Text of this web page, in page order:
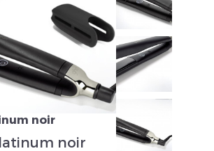
de passe
noir
noir